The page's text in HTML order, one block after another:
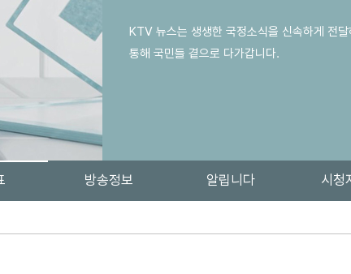
KTV 뉴스는 생생한 국정소식을 신속하게 전
통해 국민들 곁으로 다가갑니다.
방송정보 알립니다 시청